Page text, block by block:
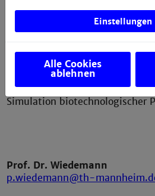
Prof. Dr. Preuß
k.preuss@th-mannheim.de
Bioreaktoren,
Simulation biotechnologischer
Prof. Dr. Wiedemann
p.wiedemann@th-
Einstellungen
Alle Cookies
ablehnen